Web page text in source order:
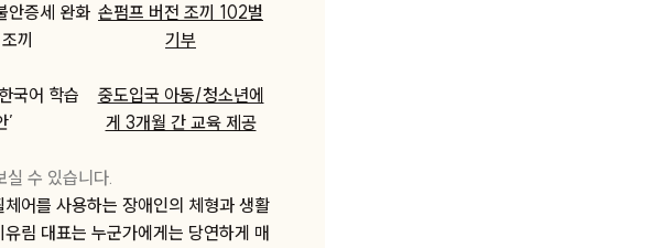
안증세 완화
끼
손펌프 버전 조끼 102벌
기부
국어 학습
’
중도입국 아동/청소년에
게 3개월 간 교육 제공
실 수 있습니다.
어를 사용하는 장애인의 체형과 생활
림 대표는 누군가에게는 당연하게 매